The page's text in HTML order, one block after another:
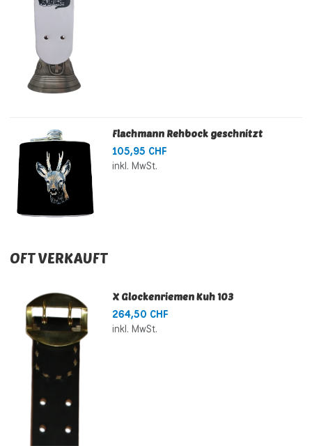
Flachmann Rehbock geschnitzt
105,95 CHF
inkl. MwSt.
OFT VERKAUFT
X Glockenriemen Kuh 103
264,50 CHF
inkl. MwSt.